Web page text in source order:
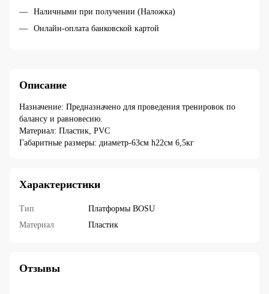
Наличными при получении (Наложка)
Онлайн-оплата банковской картой
Описание
Назначение: Предназначено для проведения тренировок по
балансу и равновесию.
Материал: Пластик, PVC
Габаритные размеры: диаметр-63см h22см 6,5кг
Характеристики
Тип
Платформы BOSU
Материал
Пластик
Отзывы